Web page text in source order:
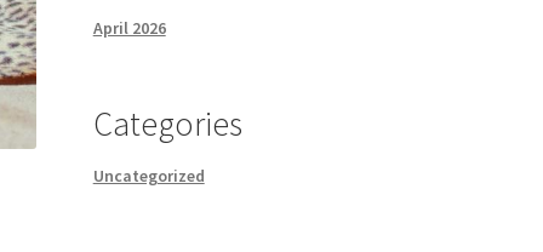
April 2026
Categories
Uncategorized